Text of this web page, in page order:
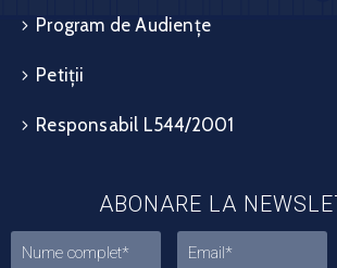
Program de Audiențe
Petiții
Responsabil L544/2001
ABONARE LA